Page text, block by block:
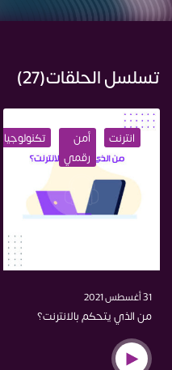
تسلسل الحلقات(27)
انترنت
أمن
رقمي
تكنولوجيا
31 أغسطس 2021
من الذي يتحكم بالانترنت؟